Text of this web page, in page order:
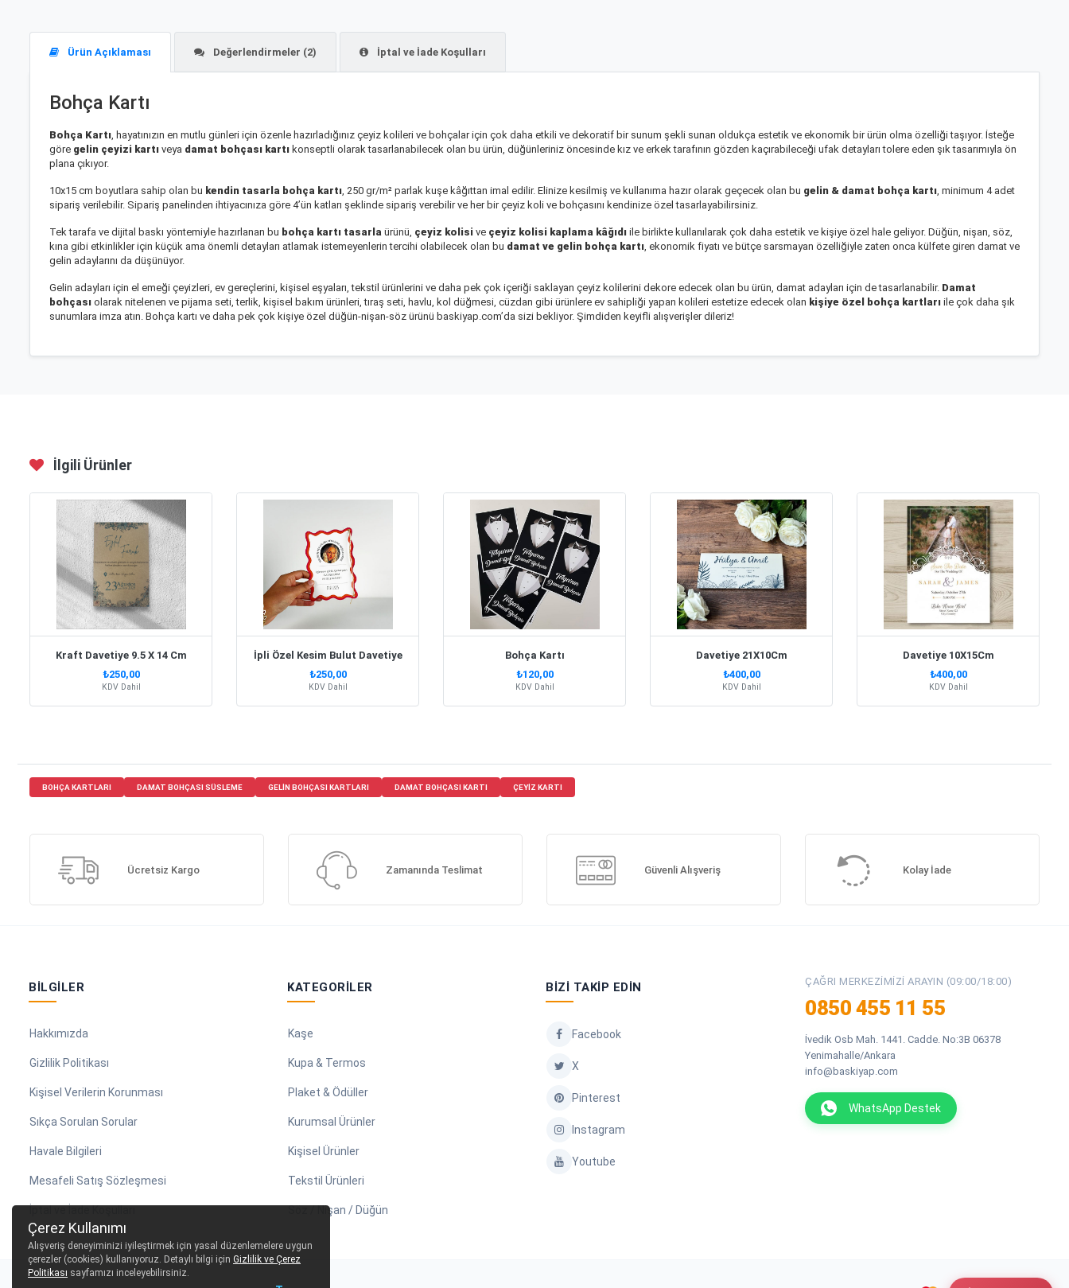
Ürün Açıklaması Değerlendirmeler (2) İptal ve İade Koşulları
Bohça Kartı
Bohça Kartı, hayatınızın en mutlu günleri için özenle hazırladığınız çeyiz kolileri ve bohçalar için çok daha etkili ve dekoratif bir sunum şekli sunan oldukça estetik ve ekonomik bir ürün olma özelliği taşıyor. İsteğe
göre gelin çeyizi kartı veya damat bohçası kartı konseptli olarak tasarlanabilecek olan bu ürün, düğünleriniz öncesinde kız ve erkek tarafının gözden kaçırabileceği ufak detayları tolere eden şık tasarımıyla ön
plana çıkıyor.
10x15 cm boyutlara sahip olan bu kendin tasarla bohça kartı, 250 gr/m² parlak kuşe kâğıttan imal edilir. Elinize kesilmiş ve kullanıma hazır olarak geçecek olan bu gelin & damat bohça kartı, minimum 4 adet
sipariş verilebilir. Sipariş panelinden ihtiyacınıza göre 4’ün katları şeklinde sipariş verebilir ve her bir çeyiz koli ve bohçasını kendinize özel tasarlayabilirsiniz.
Tek tarafa ve dijital baskı yöntemiyle hazırlanan bu bohça kartı tasarla ürünü, çeyiz kolisi ve çeyiz kolisi kaplama kâğıdı ile birlikte kullanılarak çok daha estetik ve kişiye özel hale geliyor. Düğün, nişan, söz,
kına gibi etkinlikler için küçük ama önemli detayları atlamak istemeyenlerin tercihi olabilecek olan bu damat ve gelin bohça kartı, ekonomik fiyatı ve bütçe sarsmayan özelliğiyle zaten onca külfete giren damat ve
gelin adaylarını da düşünüyor.
Gelin adayları için el emeği çeyizleri, ev gereçlerini, kişisel eşyaları, tekstil ürünlerini ve daha pek çok içeriği saklayan çeyiz kolilerini dekore edecek olan bu ürün, damat adayları için de tasarlanabilir. Damat
bohçası olarak nitelenen ve pijama seti, terlik, kişisel bakım ürünleri, tıraş seti, havlu, kol düğmesi, cüzdan gibi ürünlere ev sahipliği yapan kolileri estetize edecek olan kişiye özel bohça kartları ile çok daha şık
sunumlara imza atın. Bohça kartı ve daha pek çok kişiye özel düğün-nişan-söz ürünü baskiyap.com’da sizi bekliyor. Şimdiden keyifli alışverişler dileriz!
İlgili Ürünler
Kraft Davetiye 9.5 X 14 Cm
₺250,00
KDV Dahil
İpli Özel Kesim Bulut Davetiye
₺250,00
KDV Dahil
Bohça Kartı
₺120,00
KDV Dahil
Davetiye 21X10Cm
₺400,00
KDV Dahil
Davetiye 10X15Cm
₺400,00
KDV Dahil
BOHÇA KARTLARI DAMAT BOHÇASI SÜSLEME GELIN BOHÇASI KARTLARI DAMAT BOHÇASI KARTI ÇEYIZ KARTI
Ücretsiz Kargo Zamanında Teslimat Güvenli Alışveriş Kolay İade
BILGILER
Hakkımızda
Gizlilik Politikası
Kişisel Verilerin Korunması
Sıkça Sorulan Sorular
Havale Bilgileri
Mesafeli Satış Sözleşmesi
KATEGORILER
Kaşe
Kupa & Termos
Plaket & Ödüller
Kurumsal Ürünler
Kişisel Ürünler
Tekstil Ürünleri
Söz / Nişan / Düğün
BIZI TAKIP EDIN
Facebook
X
Pinterest
Instagram
Youtube
ÇAĞRI MERKEZIMIZI ARAYIN (09:00/18:00)
0850 455 11 55
İvedik Osb Mah. 1441. Cadde. No:3B 06378
Yenimahalle/Ankara
info@baskiyap.com
WhatsApp Destek
Çerez Kullanımı
Alışveriş deneyiminizi iyileştirmek için yasal düzenlemelere uygun
çerezler (cookies) kullanıyoruz. Detaylı bilgi için Gizlilik ve Çerez
Politikası sayfamızı inceleyebilirsiniz.